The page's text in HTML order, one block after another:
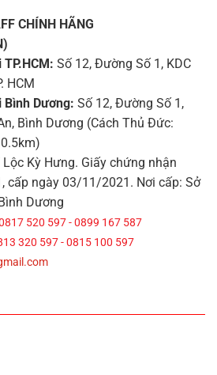
CHÍNH HÃNG
Số 12, Đường Số 1, KDC
HCM
Dương: Số 12, Đường Số 1,
Bình Dương (Cách Thủ Đức:
Lộc Kỳ Hưng. Giấy chứng nhận
cấp ngày 03/11/2021. Nơi cấp: Sở
Dương
520 597 - 0899 167 587
320 597 - 0815 100 597